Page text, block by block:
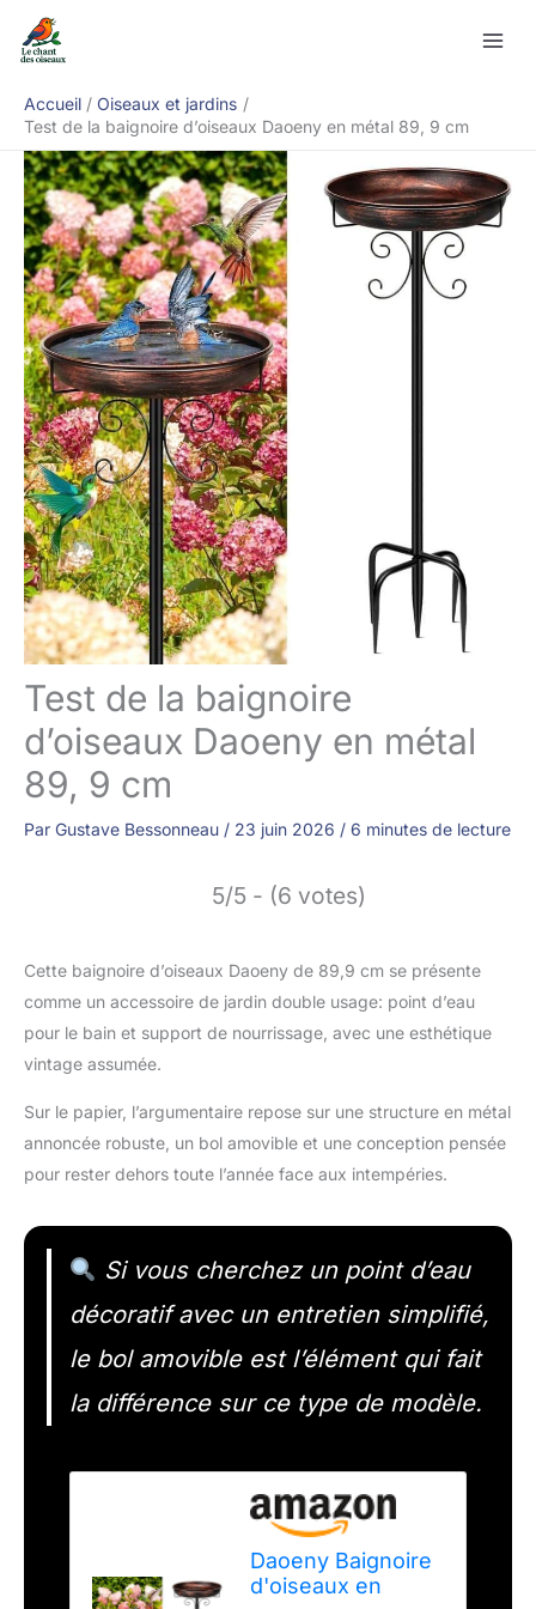
Accueil
Oiseaux et jardins
Test de la baignoire d’oiseaux Daoeny en métal 89, 9 cm
Test de la baignoire
d’oiseaux Daoeny en métal
89, 9 cm
Par Gustave Bessonneau / 23 juin 2026 / 6 minutes de lecture
5/5 - (6 votes)
Cette baignoire d’oiseaux Daoeny de 89,9 cm se présente
comme un accessoire de jardin double usage: point d’eau
pour le bain et support de nourrissage, avec une esthétique
vintage assumée.
Sur le papier, l’argumentaire repose sur une structure en métal
annoncée robuste, un bol amovible et une conception pensée
pour rester dehors toute l’année face aux intempéries.
Si vous cherchez un point d’eau
décoratif avec un entretien simplifié,
le bol amovible est l’élément qui fait
la différence sur ce type de modèle.
Daoeny Baignoire
d'oiseaux en
Rechercher